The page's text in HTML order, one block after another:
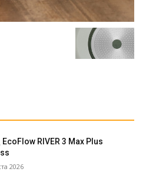
RIVER 3 Max Plus
2026